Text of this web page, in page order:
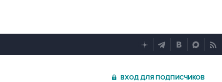
ВХОД ДЛЯ ПОДПИСЧИКОВ